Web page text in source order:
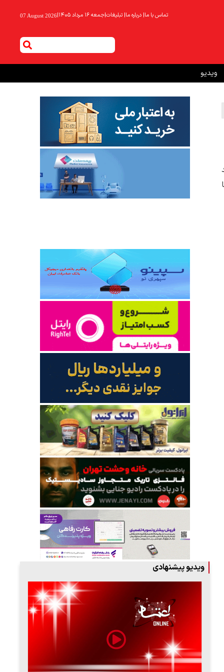
تماس با ما| درباره ما| تبلیغات|جمعه ۱۶ مرداد ۱۴۰۵ |
07 August 2026
ویدیو
ویدیو پیشنهادی